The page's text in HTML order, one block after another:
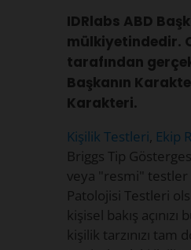
IDRlabs ABD
mülkiyetindedir.
tarafından
Başkanın
Karakteri.
Kişilik Testleri, Ekip
Briggs Tip
veya "resmi" testler
Patolojisi Testleri
kişisel bakış
kişilik tarzınızı